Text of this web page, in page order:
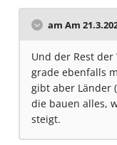
am Am
Und der Rest der
grade ebenfalls
gibt aber Länder
die bauen alles,
steigt.